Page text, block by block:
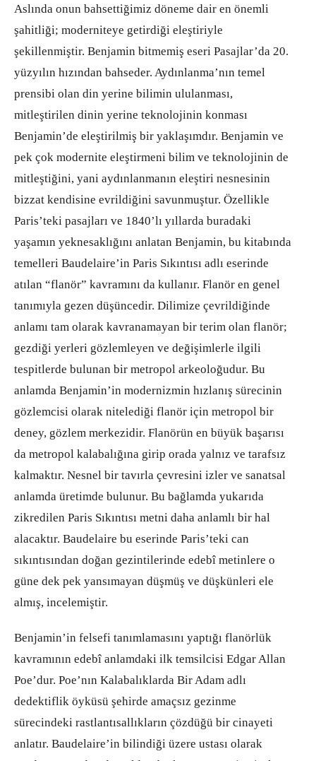
Aslında onun bahsettiğimiz döneme dair en önemli
şahitliği; moderniteye getirdiği eleştiriyle
şekillenmiştir. Benjamin bitmemiş eseri Pasajlar’da 20.
yüzyılın hızından bahseder. Aydınlanma’nın temel
prensibi olan din yerine bilimin ululanması,
mitleştirilen dinin yerine teknolojinin konması
Benjamin’de eleştirilmiş bir yaklaşımdır. Benjamin ve
pek çok modernite eleştirmeni bilim ve teknolojinin de
mitleştiğini, yani aydınlanmanın eleştiri nesnesinin
bizzat kendisine evrildiğini savunmuştur. Özellikle
Paris’teki pasajları ve 1840’lı yıllarda buradaki
yaşamın yeknesaklığını anlatan Benjamin, bu kitabında
temelleri Baudelaire’in Paris Sıkıntısı adlı eserinde
atılan “flanör” kavramını da kullanır. Flanör en genel
tanımıyla gezen düşüncedir. Dilimize çevrildiğinde
anlamı tam olarak kavranamayan bir terim olan flanör;
gezdiği yerleri gözlemleyen ve değişimlerle ilgili
tespitlerde bulunan bir metropol arkeoloğudur. Bu
anlamda Benjamin’in modernizmin hızlanış sürecinin
gözlemcisi olarak nitelediği flanör için metropol bir
deney, gözlem merkezidir. Flanörün en büyük başarısı
da metropol kalabalığına girip orada yalnız ve tarafsız
kalmaktır. Nesnel bir tavırla çevresini izler ve sanatsal
anlamda üretimde bulunur. Bu bağlamda yukarıda
zikredilen Paris Sıkıntısı metni daha anlamlı bir hal
alacaktır. Baudelaire bu eserinde Paris’teki can
sıkıntısından doğan gezintilerinde edebî metinlere o
güne dek pek yansımayan düşmüş ve düşkünleri ele
almış, incelemiştir.
Benjamin’in felsefi tanımlamasını yaptığı flanörlük
kavramının edebî anlamdaki ilk temsilcisi Edgar Allan
Poe’dur. Poe’nın Kalabalıklarda Bir Adam adlı
dedektiflik öyküsü şehirde amaçsız gezinme
sürecindeki rastlantısallıkların çözdüğü bir cinayeti
anlatır. Baudelaire’in bilindiği üzere ustası olarak